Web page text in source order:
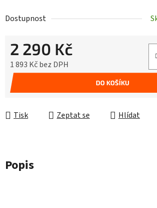
Dostupnost
2 290 Kč
1 893 Kč bez DPH
Měrná cena:
DO KOŠÍKU
Tisk Zeptat se Hlídat
Popis